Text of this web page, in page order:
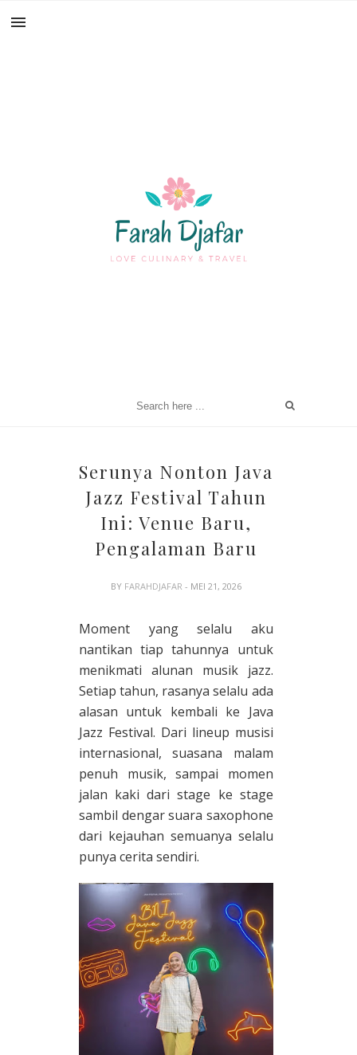
Serunya Nonton Java
Jazz Festival Tahun
Ini: Venue Baru,
Pengalaman Baru
BY FARAHDJAFAR - MEI 21, 2026
Moment yang selalu aku
nantikan tiap tahunnya untuk
menikmati alunan musik jazz.
Setiap tahun, rasanya selalu ada
alasan untuk kembali ke Java
Jazz Festival. Dari lineup musisi
internasional, suasana malam
penuh musik, sampai momen
jalan kaki dari stage ke stage
sambil dengar suara saxophone
dari kejauhan semuanya selalu
punya cerita sendiri.